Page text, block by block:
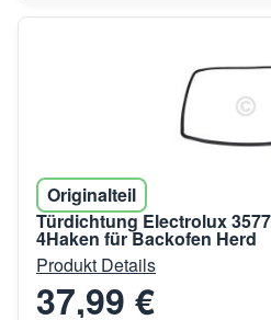
Originalteil
Türdichtung Electrolux
4Haken für Backofen Herd
Produkt Details
37,99 €